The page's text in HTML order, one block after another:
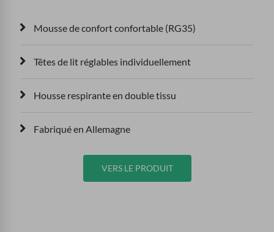
Mousse de confort confortable (RG35)
Têtes de lit réglables individuellement
Housse respirante en double tissu
Fabriqué en Allemagne
VERS LE PRODUIT